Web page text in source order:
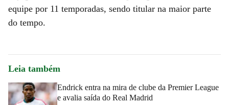
equipe por 11 temporadas, sendo titular na maior parte
do tempo.
Leia também
Endrick entra na mira de clube da Premier League
e avalia saída do Real Madrid